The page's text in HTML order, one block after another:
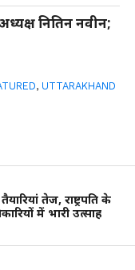
नितिन नवीन;
, UTTARAKHAND
तेज, राष्ट्रपति के
में भारी उत्साह